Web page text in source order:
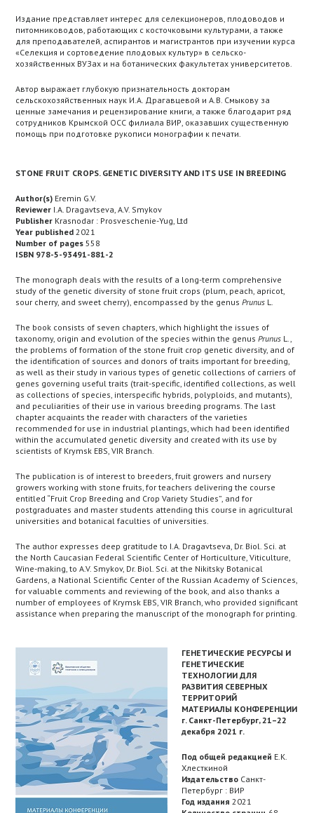
Издание представляет интерес для селекционеров, плодоводов и
питомниководов, работающих с косточковыми культурами, а также
для преподавателей, аспирантов и магистрантов при изучении курса
«Селекция и сортоведение плодовых культур» в сельско­
хозяйственных ВУЗах и на ботанических факультетах университетов.
Автор выражает глубокую признательность докторам
сельскохозяйственных наук И.А. Драгавцевой и А.В. Смыкову за
ценные замечания и рецензирование книги, а также благодарит ряд
сотрудников Крымской ОСС филиала ВИР, оказавших существенную
помощь при подготовке рукописи монографии к печати.
STONE FRUIT CROPS. GENETIC DIVERSITY AND ITS USE IN BREEDING
Author(s) Eremin G.V.
Reviewer I.A. Dragavtseva, A.V. Smykov
Publisher Krasnodar : Prosveschenie-Yug, Ltd
Year published 2021
Number of pages 558
ISBN 978-5-93491-881-2
The monograph deals with the results of a long-term comprehensive
study of the genetic diversity of stone fruit crops (plum, peach, apricot,
sour cherry, and sweet cherry), encompassed by the genusPrunus L.
The book consists of seven chapters, which highlight the issues of
taxonomy, origin and evolution of the species within the genusPrunus L.,
the problems of formation of the stone fruit crop genetic diversity, and of
the identification of sources and donors of traits important for breeding,
as well as their study in various types of genetic collections of carriers of
genes governing useful traits (trait-specific, identified collections, as well
as collections of species, interspecific hybrids, polyploids, and mutants),
and peculiarities of their use in various breeding programs. The last
chapter acquaints the reader with characters of the varieties
recommended for use in industrial plantings, which had been identified
within the accumulated genetic diversity and created with its use by
scientists of Krymsk EBS, VIR Branch.
The publication is of interest to breeders, fruit growers and nursery
growers working with stone fruits, for teachers delivering the course
entitled “Fruit Crop Breeding and Crop Variety Studies”, and for
postgraduates and master students attending this course in agricultural
universities and botanical faculties of universities.
The author expresses deep gratitude to I.A. Dragavtseva, Dr. Biol. Sci. at
the North Caucasian Federal Scientific Center of Horticulture, Viticulture,
Wine-making, to A.V. Smykov, Dr. Biol. Sci. at the Nikitsky Botanical
Gardens, a National Scientific Center of the Russian Academy of Sciences,
for valuable comments and reviewing of the book, and also thanks a
number of employees of Krymsk EBS, VIR Branch, who provided significant
assistance when preparing the manuscript of the monograph for printing.
ГЕНЕТИЧЕСКИЕ РЕСУРСЫ И
ГЕНЕТИЧЕСКИЕ
ТЕХНОЛОГИИ ДЛЯ
РАЗВИТИЯ СЕВЕРНЫХ
ТЕРРИТОРИЙ
МАТЕРИАЛЫ КОНФЕРЕНЦИИ
г. Санкт-Петербург, 21–22
декабря 2021 г.
Под общей редакцией Е.К.
Хлесткиной
Издательство Санкт-
Петербург : ВИР
Год издания 2021